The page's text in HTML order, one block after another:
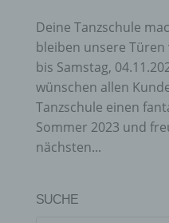
Deine Tanzschule
bleiben unsere Türen
bis Samstag,
wünschen allen
Tanzschule einen
Sommer 2023 und
nächsten...
SUCHE